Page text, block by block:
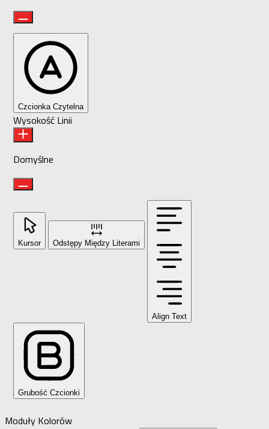
Czcionka Czytelna
Wysokość Linii
Domyślne
Kursor Odstępy Między Literami
Align Text
Grubość Czcionki
Moduły Kolorów